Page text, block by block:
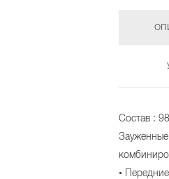
Состав :
•